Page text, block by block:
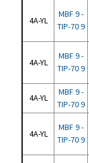
4A-YL
MBF 9 -
TIP-70 9
4A-YL
MBF 9 -
TIP-70 9
4A-YL
MBF 9 -
TIP-70 9
4A-YL
MBF 9 -
TIP-70 9